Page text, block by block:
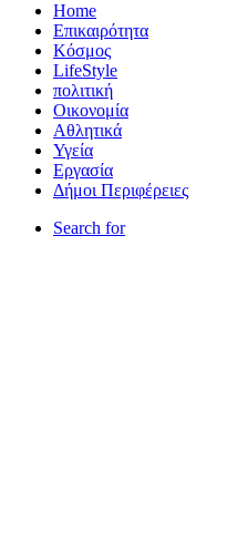
Home
Επικαιρότητα
Κόσμος
LifeStyle
πολιτική
Οικονομία
Αθλητικά
Υγεία
Εργασία
Δήμοι Περιφέρειες
Search for